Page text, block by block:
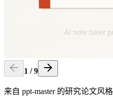
1 /9
来自 ppt-master 的研究论文风